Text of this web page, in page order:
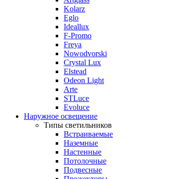
Kolarz
Eglo
Ideallux
F-Promo
Freya
Nowodvorski
Crystal Lux
Elstead
Odeon Light
Arte
STLuce
Evoluce
Наружное освещение
Типы светильников
Встраиваемые
Наземные
Настенные
Потолочные
Подвесные